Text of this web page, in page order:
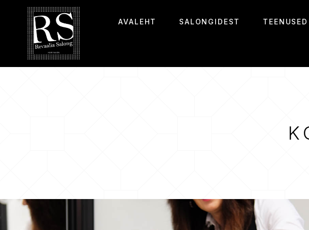
AVALEHT SALONGIDEST